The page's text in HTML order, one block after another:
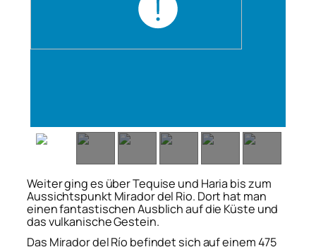
Weiter ging es über Tequise und Haria bis zum
Aussichtspunkt Mirador del Rio. Dort hat man
einen fantastischen Ausblich auf die Küste und
das vulkanische Gestein.
Das Mirador del Río befindet sich auf einem 475